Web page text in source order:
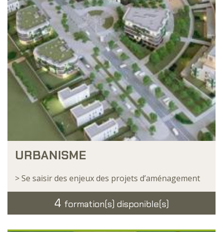
URBANISME
> Se saisir des enjeux des projets d’aménagement
4 formation(s) disponible(s)